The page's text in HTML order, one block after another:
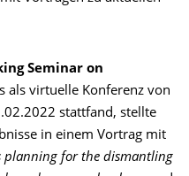
Seminar on
als virtuelle Konferenz von
stattfand, stellte
in einem Vortrag mit
planning for the dismantling